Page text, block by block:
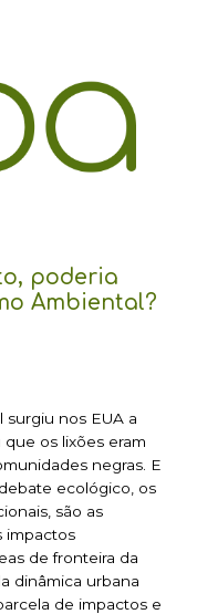
poderia
Ambiental?
surgiu nos EUA a
os lixões eram
negras. E
ecológico, os
são as
impactos
de fronteira da
dinâmica urbana
de impactos e